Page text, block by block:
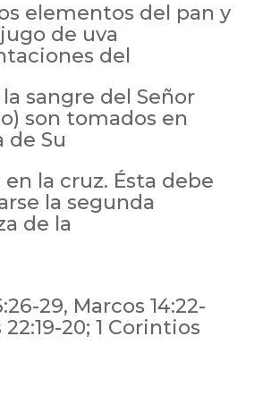
elementos del pan y
de uva
del
sangre del Señor
son tomados en
de Su
la cruz. Ésta debe
la segunda
de la
29, Marcos 14:22-
22:19-20; 1 Corintios